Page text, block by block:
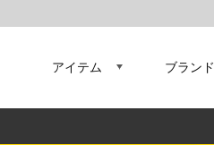
アイテム ブランド